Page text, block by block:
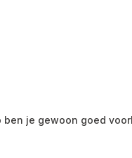
je gewoon goed